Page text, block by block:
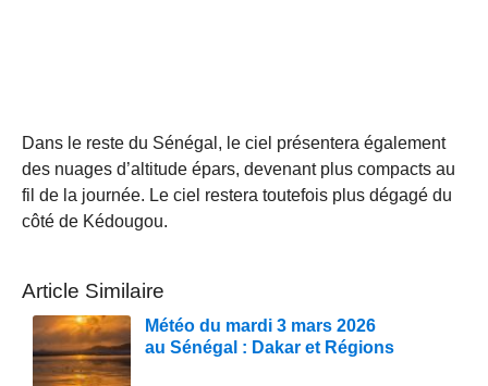
Dans le reste du Sénégal, le ciel présentera également
des nuages d’altitude épars, devenant plus compacts au
fil de la journée. Le ciel restera toutefois plus dégagé du
côté de Kédougou.
Article Similaire
Météo du mardi 3 mars 2026
au Sénégal : Dakar et Régions